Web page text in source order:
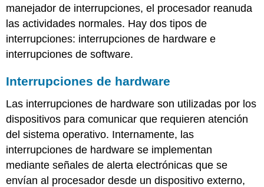
manejador de interrupciones, el procesador reanuda
las actividades normales. Hay dos tipos de
interrupciones: interrupciones de hardware e
interrupciones de software.
Interrupciones de hardware
Las interrupciones de hardware son utilizadas por los
dispositivos para comunicar que requieren atención
del sistema operativo. Internamente, las
interrupciones de hardware se implementan
mediante señales de alerta electrónicas que se
envían al procesador desde un dispositivo externo,